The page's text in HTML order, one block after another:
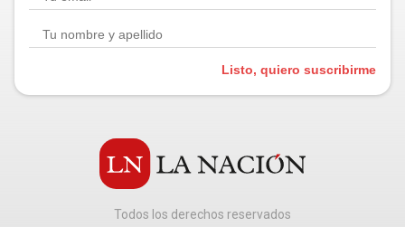
Listo, quiero suscribirme
Todos los derechos reservados